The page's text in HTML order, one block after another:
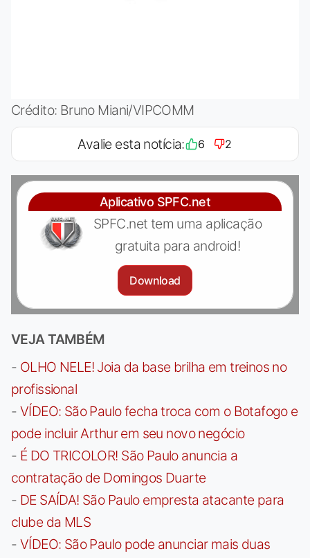
Crédito: Bruno Miani/VIPCOMM
Avalie esta notícia: 6 2
Aplicativo SPFC.net
SPFC.net tem uma aplicação
gratuita para android!
Download
VEJA TAMBÉM
- OLHO NELE! Joia da base brilha em treinos no
profissional
- VÍDEO: São Paulo fecha troca com o Botafogo e
pode incluir Arthur em seu novo negócio
- É DO TRICOLOR! São Paulo anuncia a
contratação de Domingos Duarte
- DE SAÍDA! São Paulo empresta atacante para
clube da MLS
- VÍDEO: São Paulo pode anunciar mais duas